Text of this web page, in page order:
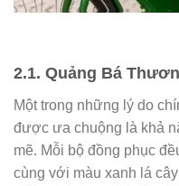
2.1. Quảng Bá
Một trong những lý do
được ưa chuộng là khả
mẽ. Mỗi bộ đồng phục
cùng với màu xanh lá